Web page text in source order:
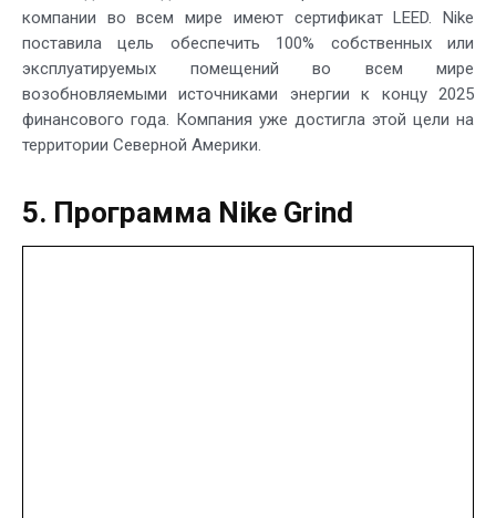
компании во всем мире имеют сертификат LEED. Nike
поставила цель обеспечить 100% собственных или
эксплуатируемых помещений во всем мире
возобновляемыми источниками энергии к концу 2025
финансового года. Компания уже достигла этой цели на
территории Северной Америки.
5. Программа Nike Grind